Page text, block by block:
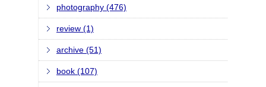
photography (476)
review (1)
archive (51)
book (107)